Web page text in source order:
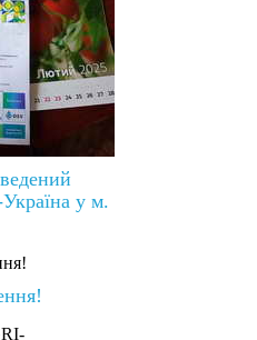
у м.